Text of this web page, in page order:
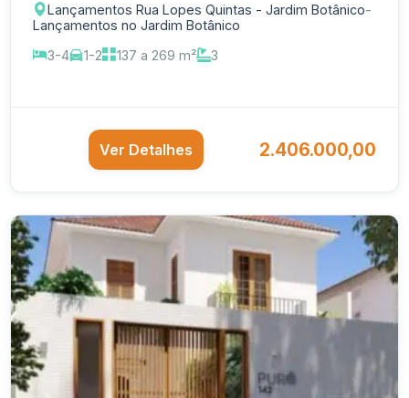
Lançamentos Rua Lopes Quintas - Jardim Botânico-
Lançamentos no Jardim Botânico
3-4
1-2 137 a 269 m² 3
Ver Detalhes 2.406.000,00